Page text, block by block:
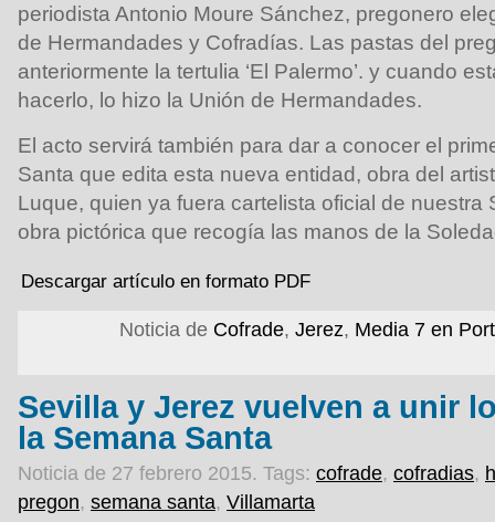
periodista Antonio Moure Sánchez, pregonero
de Hermandades y Cofradías. Las pastas del
anteriormente la tertulia ‘El Palermo’. y cuando
hacerlo, lo hizo la Unión de Hermandades.
El acto servirá también para dar a conocer el
Santa que edita esta nueva entidad, obra del
Luque, quien ya fuera cartelista oficial de nuestra
obra pictórica que recogía las manos de la
Descargar artículo en formato PDF
Noticia de Cofrade, Jerez, Media 7 en
Sevilla y Jerez vuelven a unir
la Semana Santa
Noticia de 27 febrero 2015. Tags: cofrade, cofradias,
pregon, semana santa, Villamarta